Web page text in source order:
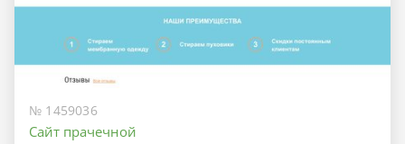
№ 1459036
Сайт прачечной